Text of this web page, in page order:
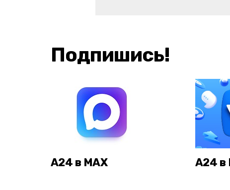
Подпишись!
А24 в MAX А24 в